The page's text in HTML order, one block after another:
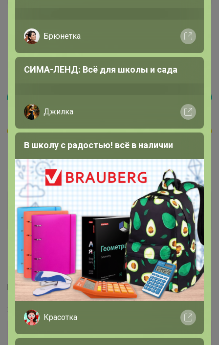
Боты Италия натуральный мех пони. Натуральная
кожа. Размер 39 на 40. Подойдут на полноразмерную
ногу. Цена 11000. Телефон 8 913 059 5934
Marina4ka77
Кандидат в магистры
15 июля, 2020 22:54
Пристрою Платье Белучче из шифона c коротким
рукавом (П-209-6) фирмы Svetozara. 48р. Оказалось
маловато. г. Назарово. т. 8-923-277-87-19 цена 2100
24-ok.ru/purchase/312450/lot/1548262532
Лот
Брюнетка
СИМА-ЛЕНД: Всё для школы и сада
Джилка
В школу с радостью! всё в наличии
Красотка